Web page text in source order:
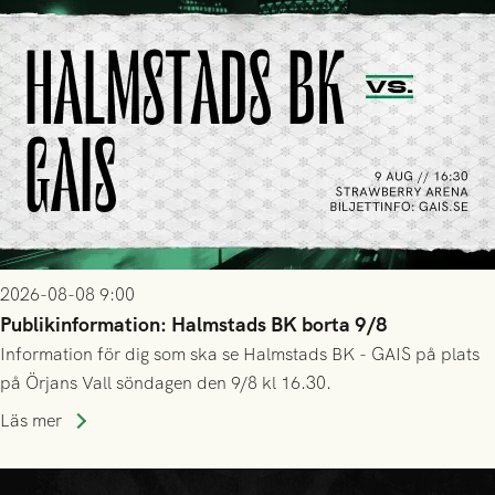
2026-08-08 9:00
Publikinformation: Halmstads BK borta 9/8
Information för dig som ska se Halmstads BK - GAIS på plats
på Örjans Vall söndagen den 9/8 kl 16.30.
Läs mer